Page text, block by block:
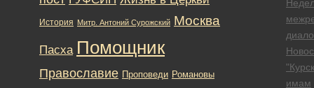
имам
История Митр. Антоний Сурожский Москва
Пасха Помощник
Православие Проповеди Романовы